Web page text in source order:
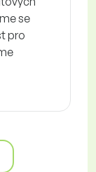
se
pro